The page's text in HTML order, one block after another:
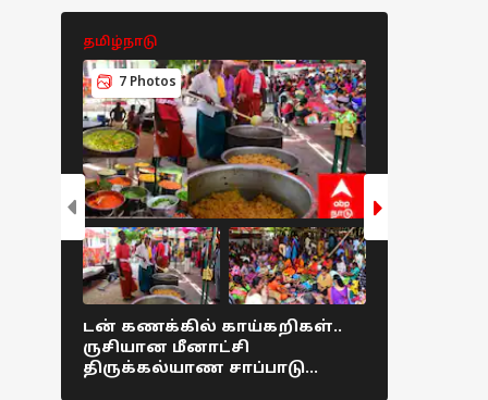
தமிழ்நாடு
7 Photos
டன் கணக்கில் காய்கறிகள்..
ருசியான மீனாட்சி
திருக்கல்யாண சாப்பாடு